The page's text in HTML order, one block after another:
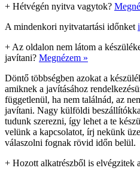
+ Hétvégén nyitva vagytok?
A mindenkori nyitvatartási időnket
+ Az oldalon nem látom a
javítani? Megnézem »
Döntő többségben azokat a
amiknek a javításához
függetlenül, ha nem találnád, az
javítani. Nagy külföldi
tudunk szerezni, így lehet a te
velünk a kapcsolatot, írj nekünk
válaszolni fognak rövid időn belül.
+ Hozott alkatrészből is elvégzitek